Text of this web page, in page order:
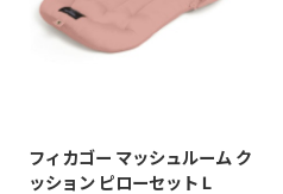
フィカゴー マッシュルーム ク
ッション ピローセット L